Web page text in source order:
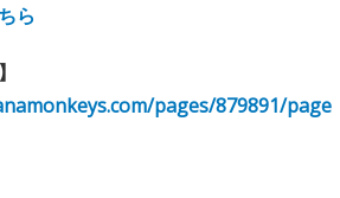
ら
pages/879891/page